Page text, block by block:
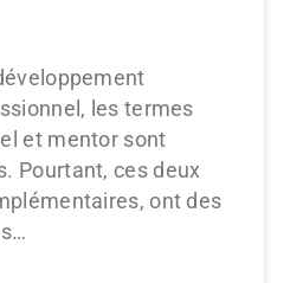
les termes
et mentor sont
Pourtant, ces deux
ont des